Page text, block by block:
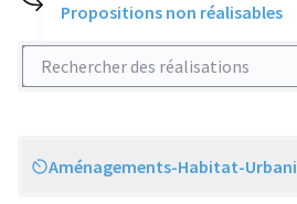
Propositions non réalisables
Rechercher des réalisations
Scope
Aménagements-Habitat-